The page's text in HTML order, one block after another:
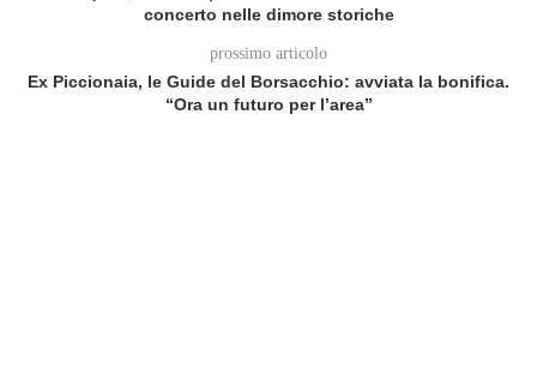
concerto nelle dimore storiche
prossimo articolo
Ex Piccionaia, le Guide del Borsacchio: avviata la bonifica.
“Ora un futuro per l’area”